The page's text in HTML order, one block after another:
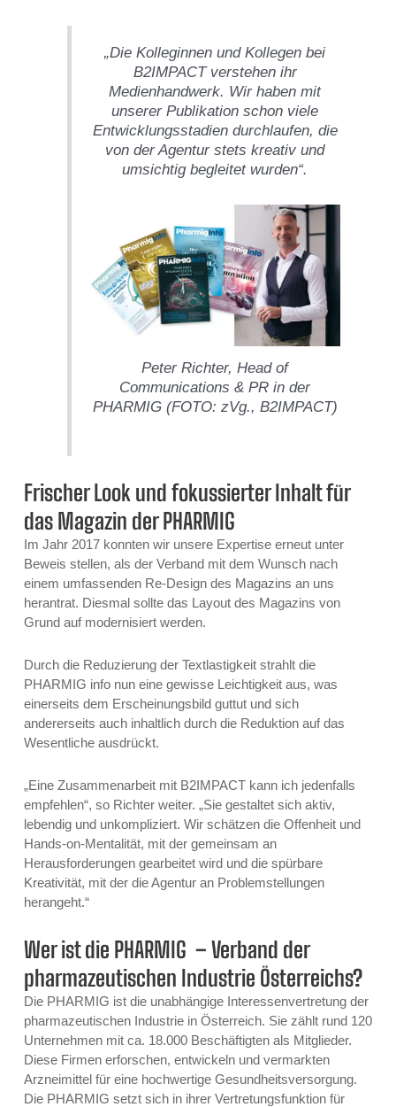
„Die Kolleginnen und Kollegen bei
B2IMPACT verstehen ihr
Medienhandwerk. Wir haben mit
unserer Publikation schon viele
Entwicklungsstadien durchlaufen, die
von der Agentur stets kreativ und
umsichtig begleitet wurden“.
Peter Richter, Head of
Communications & PR in der
PHARMIG (FOTO: zVg., B2IMPACT)
Frischer Look und fokussierter Inhalt für
das Magazin der PHARMIG
Im Jahr 2017 konnten wir unsere Expertise erneut unter
Beweis stellen, als der Verband mit dem Wunsch nach
einem umfassenden Re-Design des Magazins an uns
herantrat. Diesmal sollte das Layout des Magazins von
Grund auf modernisiert werden.
Durch die Reduzierung der Textlastigkeit strahlt die
PHARMIG info nun eine gewisse Leichtigkeit aus, was
einerseits dem Erscheinungsbild guttut und sich
andererseits auch inhaltlich durch die Reduktion auf das
Wesentliche ausdrückt.
„Eine Zusammenarbeit mit B2IMPACT kann ich jedenfalls
empfehlen“, so Richter weiter. „Sie gestaltet sich aktiv,
lebendig und unkompliziert. Wir schätzen die Offenheit und
Hands-on-Mentalität, mit der gemeinsam an
Herausforderungen gearbeitet wird und die spürbare
Kreativität, mit der die Agentur an Problemstellungen
herangeht.“
Wer ist die PHARMIG – Verband der
pharmazeutischen Industrie Österreichs?
Die PHARMIG ist die unabhängige Interessenvertretung der
pharmazeutischen Industrie in Österreich. Sie zählt rund 120
Unternehmen mit ca. 18.000 Beschäftigten als Mitglieder.
Diese Firmen erforschen, entwickeln und vermarkten
Arzneimittel für eine hochwertige Gesundheitsversorgung.
Die PHARMIG setzt sich in ihrer Vertretungsfunktion für